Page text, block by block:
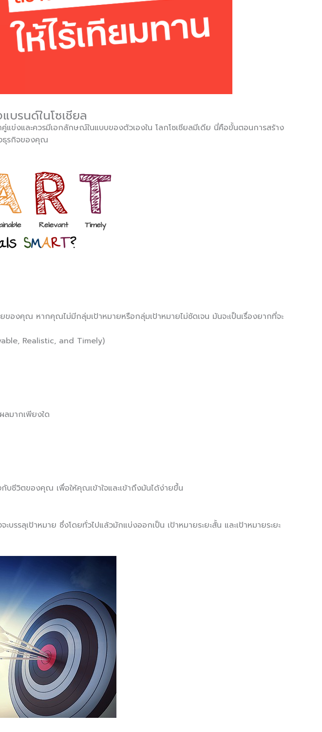
บรนด์ในโซเชียล
ข่งและควรมีเอกลักษณ์ในแบบของตัวเองใน โลกโซเชียลมีเดีย นี่คือขั้นตอนการสร้าง
ธุรกิจของคุณ
งคุณ หากคุณไม่มีกลุ่มเป้าหมายหรือกลุ่มเป้าหมายไม่ชัดเจน มันจะเป็นเรื่องยากที่จะ
Realistic, and Timely)
ลมากเพียงใด
บชีวิตของคุณ เพื่อให้คุณเข้าใจและเข้าถึงมันได้ง่ายขึ้น
บรรลุเป้าหมาย ซึ่งโดยทั่วไปแล้วมักแบ่งออกเป็น เป้าหมายระยะสั้น และเป้าหมายระยะ